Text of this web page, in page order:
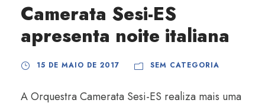
Camerata Sesi-ES
apresenta noite italiana
15 DE MAIO DE 2017 SEM CATEGORIA
A Orquestra Camerata Sesi-ES realiza mais uma